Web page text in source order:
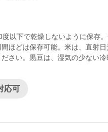
度以下で乾燥しないように保存
間ほどは保存可能。米は、直射
さい。黒豆は、湿気の少ない冷
応可